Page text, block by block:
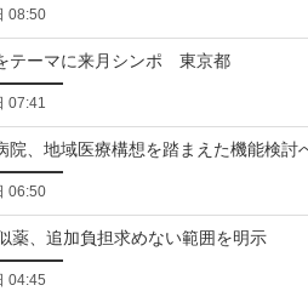
08:50
テーマに来月シンポ 東京都
07:41
院、地域医療構想を踏まえた機能検討
06:50
薬、追加負担求めない範囲を明示
04:45